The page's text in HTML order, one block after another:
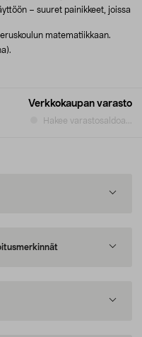
Verkkokaupan varasto
Hakee varastosaldoa...
– suuret painikkeet, joissa
matematiikkaan.